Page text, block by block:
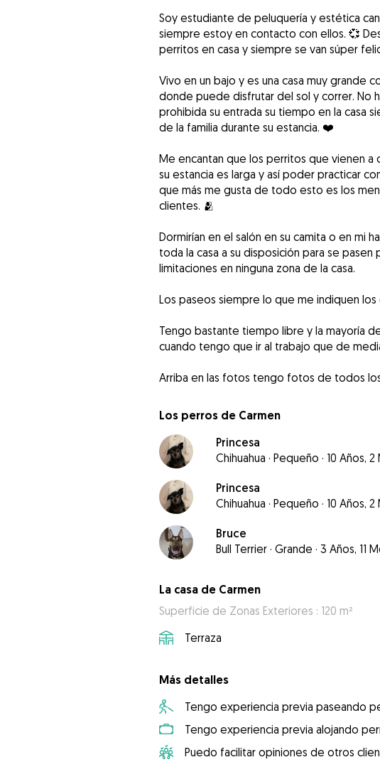
Soy estudiante de peluquería y estética
siempre estoy en contacto con ellos. 💞
perritos en casa y siempre se van súper
Vivo en un bajo y es una casa muy grande
donde puede disfrutar del sol y correr. No
prohibida su entrada su tiempo en la casa
de la familia durante su estancia. ❤️
Me encantan que los perritos que vienen a
su estancia es larga y así poder practicar
que más me gusta de todo esto es los
clientes. 🫂
Dormirían en el salón en su camita o en mi
toda la casa a su disposición para se
limitaciones en ninguna zona de la casa.
Los paseos siempre lo que me indiquen
Tengo bastante tiempo libre y la mayoría
cuando tengo que ir al trabajo que de
Los perros de Carmen
Princesa
Chihuahua · Pequeño · 10 Años,
Princesa
Chihuahua · Pequeño · 10 Años,
Bruce
Bull Terrier · Grande · 3 Años, 11
La casa de Carmen
Superficie de Zonas Exteriores : 120 m²
Terraza
Más detalles
Tengo experiencia previa paseando
Tengo experiencia previa alojando
Puedo facilitar opiniones de otros